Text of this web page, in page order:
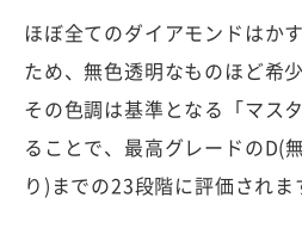
ほぼ全てのダイアモンドはか
ため、無色透明なものほど希
その色調は基準となる「マス
ることで、最高グレードのD(
り)までの23段階に評価されま